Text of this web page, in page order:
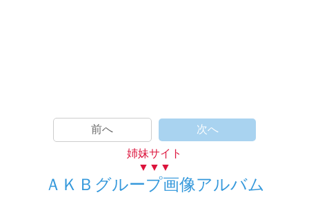
前へ 次へ
姉妹サイト
▼▼▼
ＡＫＢグループ画像アルバム